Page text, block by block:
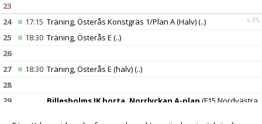
23
v.35
24 17:15 Träning, Österås Konstgräs 1/Plan A (Halv)(..)
25
18:30 Träning, Österås E (..)
26
27
18:30 Träning, Österås E (halv)(..)
28
29
Billesholms IK borta, Norrlyckan A-plan (F15 Nordvästra,